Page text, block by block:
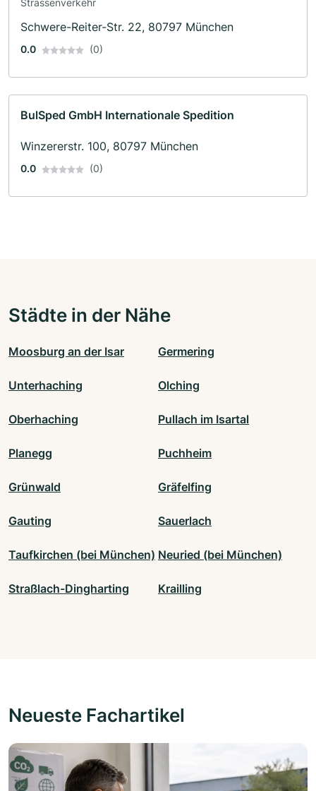
Strassenverkehr
Schwere-Reiter-Str. 22, 80797 München
0.0 (0)
BulSped GmbH Internationale Spedition
Winzererstr. 100, 80797 München
0.0 (0)
Städte in der Nähe
Moosburg an der Isar Germering
Unterhaching Olching
Oberhaching Pullach im Isartal
Planegg Puchheim
Grünwald Gräfelfing
Gauting Sauerlach
Taufkirchen (bei München) Neuried (bei München)
Straßlach-Dingharting Krailling
Neueste Fachartikel